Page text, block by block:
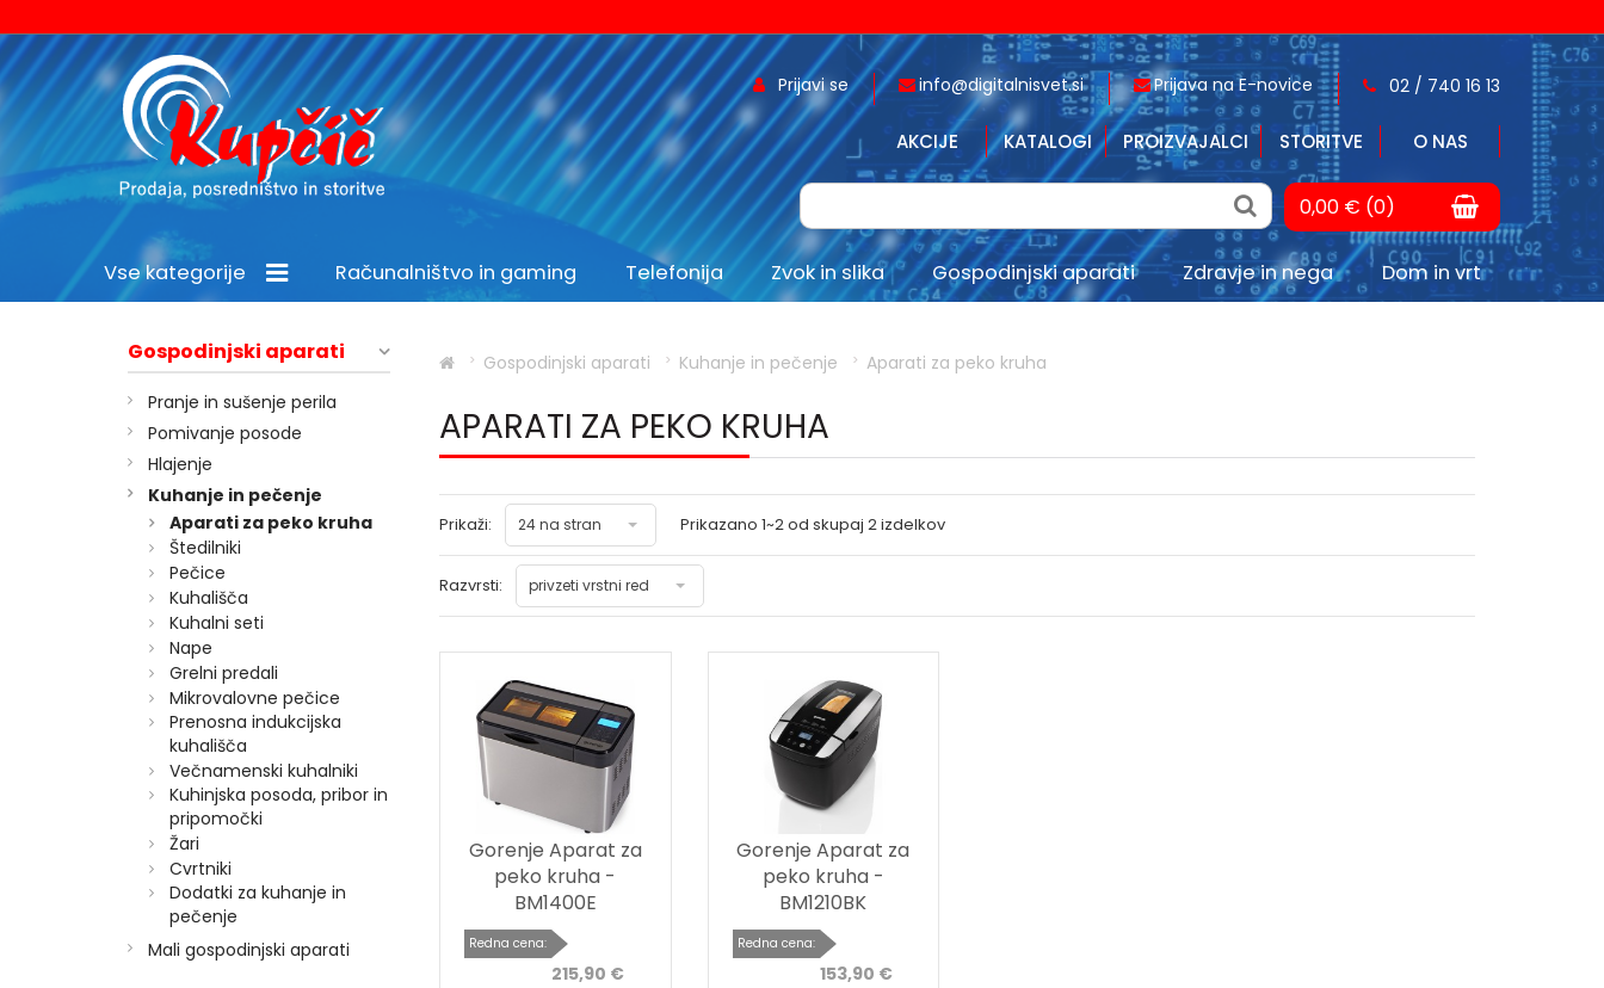
Prijavi se info@digitalnisvet.si Prijava na E-novice 02 / 740 16 13
AKCIJE KATALOGI PROIZVAJALCI STORITVE O NAS
0,00 € (0)
Vse kategorije Računalništvo in gaming Telefonija Zvok in slika Gospodinjski aparati Zdravje in nega Dom in vrt
Gospodinjski aparati
Pranje in sušenje perila
Pomivanje posode
Hlajenje
Kuhanje in pečenje
Aparati za peko kruha
Štedilniki
Pečice
Kuhališča
Kuhalni seti
Nape
Grelni predali
Mikrovalovne pečice
Prenosna indukcijska
kuhališča
Večnamenski kuhalniki
Kuhinjska posoda, pribor in
pripomočki
Žari
Cvrtniki
Dodatki za kuhanje in
pečenje
Mali gospodinjski aparati
Gospodinjski aparati Kuhanje in pečenje Aparati za peko kruha
APARATI ZA PEKO KRUHA
Prikaži: 24 na stran Prikazano1~2od skupaj2izdelkov
Razvrsti: privzeti vrstni red
Gorenje Aparat za
peko kruha -
BM1400E
Redna cena:
215,90 €
Gorenje Aparat za
peko kruha -
BM1210BK
Redna cena:
153,90 €